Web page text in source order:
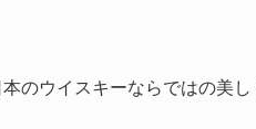
のウイスキーならではの美し